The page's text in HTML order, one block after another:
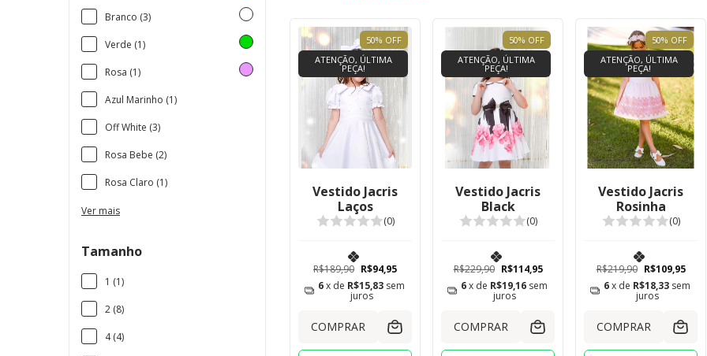
Branco (3)
Verde (1)
Rosa (1)
Azul Marinho (1)
Off White (3)
Rosa Bebe (2)
Rosa Claro (1)
Ver mais
Tamanho
1 (1)
2 (8)
4 (4)
50% OFF
ATENÇÃO, ÚLTIMA
PEÇA!
Vestido Jacris
Laços
(0)
R$189,90 R$94,95
6x de R$15,83 sem
juros
COMPRAR
50% OFF
ATENÇÃO, ÚLTIMA
PEÇA!
Vestido Jacris
Black
(0)
R$229,90 R$114,95
6x de R$19,16 sem
juros
COMPRAR
50% OFF
ATENÇÃO, ÚLTIMA
PEÇA!
Vestido Jacris
Rosinha
(0)
R$219,90 R$109,95
6x de R$18,33 sem
juros
COMPRAR